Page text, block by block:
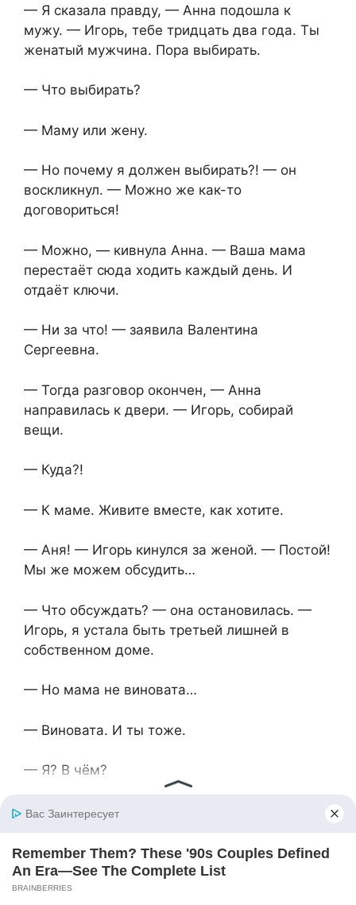
— Я сказала правду, — Анна подошла к
мужу. — Игорь, тебе тридцать два года. Ты
женатый мужчина. Пора выбирать.
— Что выбирать?
— Маму или жену.
— Но почему я должен выбирать?! — он
воскликнул. — Можно же как-то
договориться!
— Можно, — кивнула Анна. — Ваша мама
перестаёт сюда ходить каждый день. И
отдаёт ключи.
— Ни за что! — заявила Валентина
Сергеевна.
— Тогда разговор окончен, — Анна
направилась к двери. — Игорь, собирай
вещи.
— Куда?!
— К маме. Живите вместе, как хотите.
— Аня! — Игорь кинулся за женой. — Постой!
Мы же можем обсудить…
— Что обсуждать? — она остановилась. —
Игорь, я устала быть третьей лишней в
собственном доме.
— Но мама не виновата…
— Виновата. И ты тоже.
— Я? В чём?
— В том, что позволяешь ей хозяйничать
Игорь, когда ты женился — на мне или на
маме?